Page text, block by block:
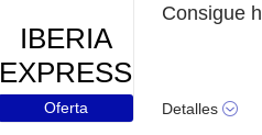
IBERIA
EXPRESS
Oferta Detalles